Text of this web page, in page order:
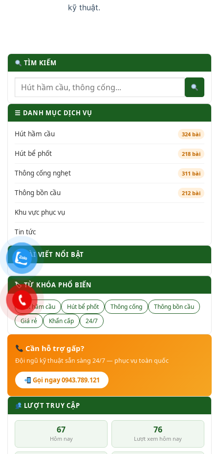
kỹ thuật.
TÌM KIẾM
☰ DANH MỤC DỊCH VỤ
Hút hầm cầu 324 bài
Hút bể phốt 218 bài
Thông cống nghẹt 311 bài
Thông bồn cầu 212 bài
Khu vực phục vụ
Tin tức
BÀI VIẾT NỔI BẬT
🏷 TỪ KHÓA PHỔ BIẾN
Hút hầm cầu Hút bể phốt Thông cống
Thông bồn cầu
Giá rẻ
Khẩn cấp 24/7
Cần hỗ trợ gấp?
Đội ngũ kỹ thuật sẵn sàng 24/7 — phục vụ toàn quốc
Gọi ngay 0943.789.121
LƯỢT TRUY CẬP
67
Hôm nay
76
Lượt xem hôm nay